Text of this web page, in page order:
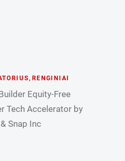
, RENGINIAI
Equity-Free
Tech Accelerator by
Snap Inc